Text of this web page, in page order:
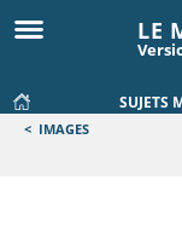
LE
SUJETS
< IMAGES